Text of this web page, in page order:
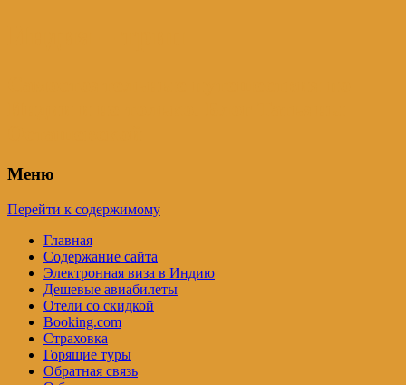
Меню
Перейти к содержимому
Главная
Содержание сайта
Электронная виза в Индию
Дешевые авиабилеты
Отели со скидкой
Booking.com
Страховка
Горящие туры
Обратная связь